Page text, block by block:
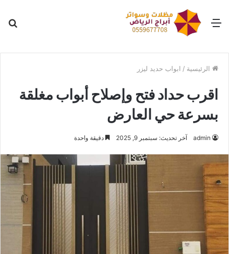
القائمة
الرئيسية / ابواب حديد ليزر
اقرب حداد فتح وإصلاح أبواب مغلقة
بسرعة حي العارض
admin آخر تحديث: سبتمبر 9, 2025 دقيقة واحدة